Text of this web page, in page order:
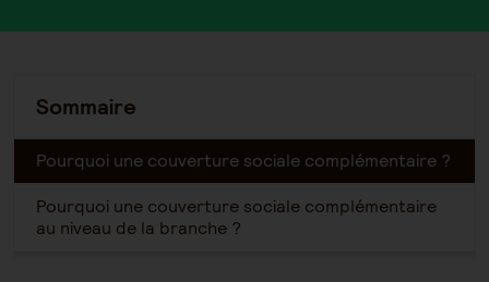
Sommaire
Pourquoi une couverture sociale complémentaire ?
Pourquoi une couverture sociale complémentaire
au niveau de la branche ?